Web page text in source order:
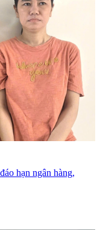
hạn ngân hàng,